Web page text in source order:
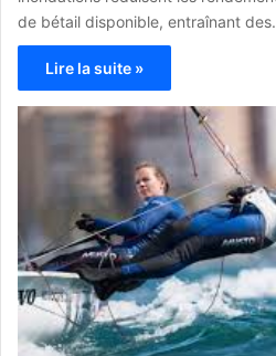
de bétail disponible, entraînant
Lire la suite »